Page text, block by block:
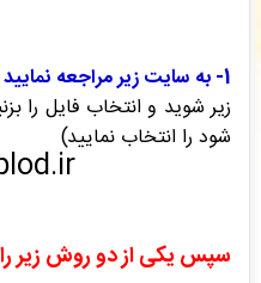
سودابه افتخاري
: فاکتور نهایی برای سفارش
سفارش خود اقدام نمایید. -( شنبه ۰۵/۰۵/۱۷ ۲۱:۳۵:۴۰)
جعفر نیازی: فاکتور نهایی برای سفارش
خود اقدام نمایید. -
( شنبه ۰۵/۰۵/۱۷ ۲۱:۳۳:۵۶)
1- به سایت زیر مراجعه نمایید و لینک دانلود بگیرید.
زیر شوید و انتخاب فایل را
شود را انتخاب نمایید)
سپس یکی از دو روش زیر